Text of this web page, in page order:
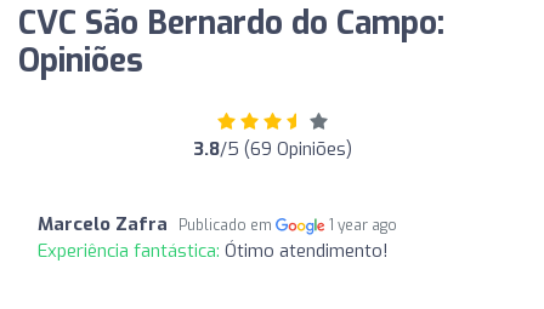
CVC São Bernardo do Campo:
Opiniões
3.8/5 (69 Opiniões)
Marcelo Zafra Publicado em 1 year ago
Experiência fantástica: Ótimo atendimento!